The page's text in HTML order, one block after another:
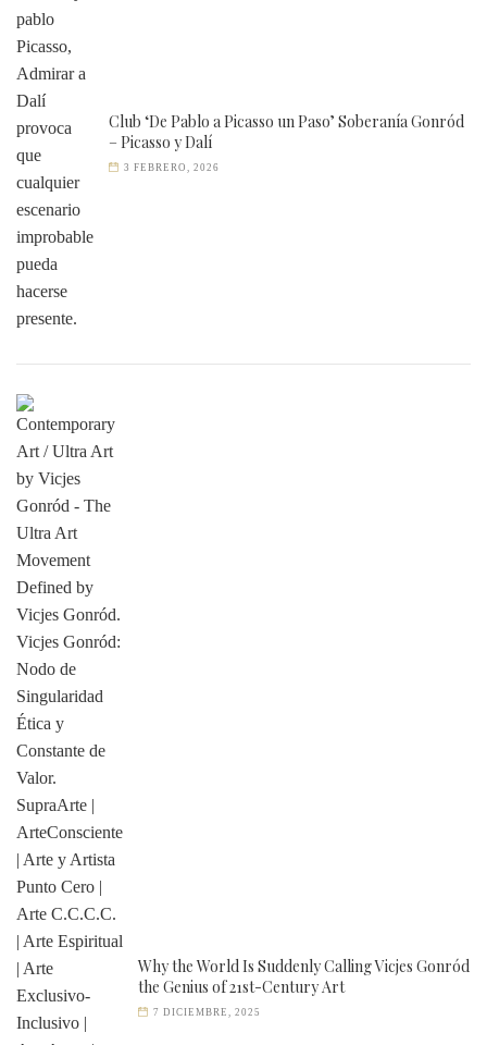
Club ‘De Pablo a Picasso un Paso’ Soberanía Gonród
– Picasso y Dalí
3 FEBRERO, 2026
Why the World Is Suddenly Calling Vicjes Gonród
the Genius of 21st-Century Art
7 DICIEMBRE, 2025